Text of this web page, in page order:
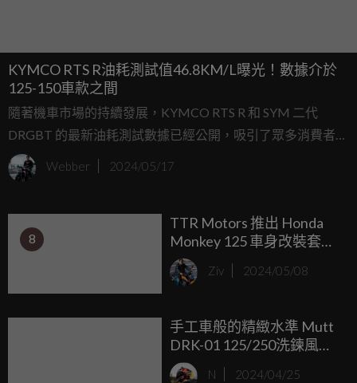
KYMCO RTS R油耗測試值46.8KM/L曝光！數據介於
125-150車款之間
隨著機車市場的持續發展，KYMCO RTS R 和 SYM 二代
DRGBT 的最新油耗測試數據已經公開，吸引了眾多消費者和
行業內的關注。這兩款即將上市的高性能車型，雖然排量不
同，但都展示了出色的燃油效率和動力性能。
Webber 2024/05/17
8
TTR Motors 推出 Honda
Monkey 125 車身改裝套
件，重現經典 Bol d'Or 風
格！
Ziv 2024/05/08
手工車般的精緻水準 Mutt
DRK-01 125/250洗鍊風格
登場
N 2024/04/25